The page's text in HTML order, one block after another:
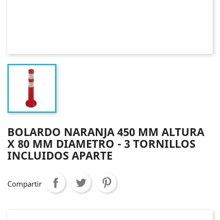
BOLARDO NARANJA 450 MM ALTURA
X 80 MM DIAMETRO - 3 TORNILLOS
INCLUIDOS APARTE
Compartir